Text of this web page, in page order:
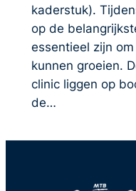
kaderstuk).
op de
essentieel zijn
kunnen groeien.
clinic liggen op
de…